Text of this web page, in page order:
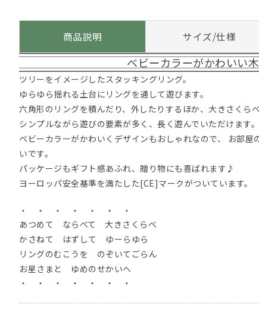
商品説明 サイズ/仕様
ベビーカラーがかわいい
ツリーをイメージしたスタッキングリング。
ゆらゆら揺れる土台にリングを通して遊びます。
六角形のリングを積んだり、外したりするほか、大きさくら
シンプルながら遊びの要素が多く、長く遊んでいただけます。
ベビーカラーがかわいくデザインもおしゃれなので、 お部屋
いです。
パッケージもギフト感あふれ、贈り物にも喜ばれます♪
ヨーロッパ安全基準を満たした[CE]マークがついています。
・ ・ ・ ・ ・ ・ ・
あつめて ならべて 大きさくらべ
かさねて はずして ゆーらゆら
リングのむこうを のぞいてごらん
お星さまと ゆめのせかいへ
・ ・ ・ ・ ・ ・ ・